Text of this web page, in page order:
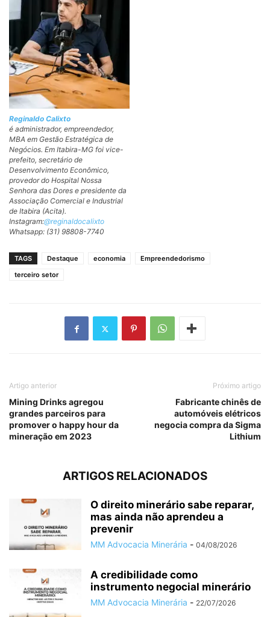
Reginaldo Calixto
é administrador, empreendedor,
MBA em Gestão Estratégica de
Negócios. Em Itabira-MG foi vice-
prefeito, secretário de
Desenvolvimento Econômico,
provedor do Hospital Nossa
Senhora das Dores e presidente da
Associação Comercial e Industrial
de Itabira (Acita).
Instagram:@reginaldocalixto
Whatsapp: (31) 98808-7740
TAGS Destaque economia
Empreendedorismo
terceiro setor
Artigo anterior
Mining Drinks agregou
grandes parceiros para
promover o happy hour da
mineração em 2023
Próximo artigo
Fabricante chinês de
automóveis elétricos
negocia compra da Sigma
Lithium
ARTIGOS RELACIONADOS
O direito minerário sabe reparar,
mas ainda não aprendeu a
prevenir
MM Advocacia Minerária - 04/08/2026
A credibilidade como
instrumento negocial minerário
MM Advocacia Minerária - 22/07/2026